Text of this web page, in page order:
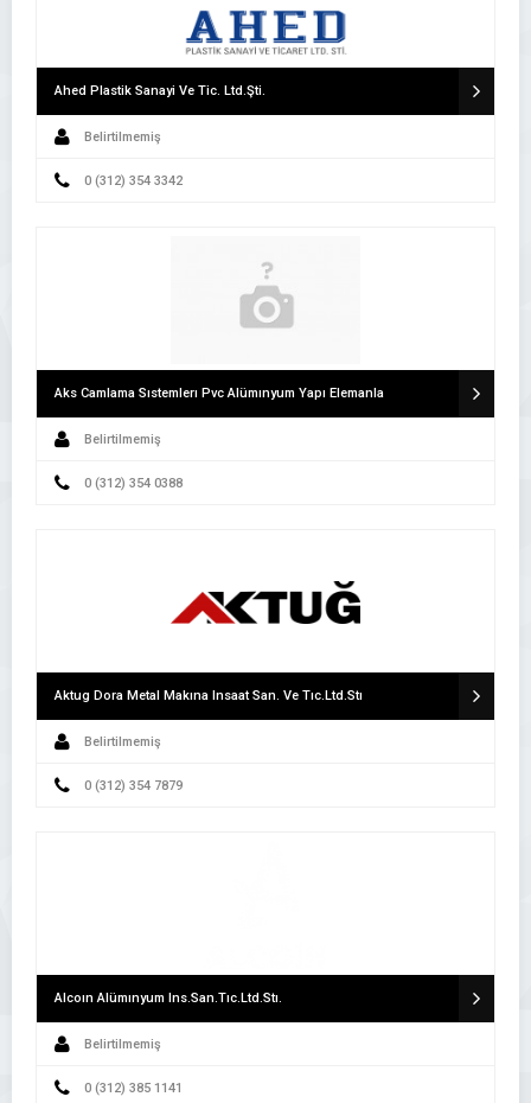
Ahed Plastik Sanayi Ve Tic. Ltd.Şti.
Belirtilmemiş
0 (312) 354 3342
Aks Camlama Sıstemlerı Pvc Alümınyum Yapı Elemanla
Belirtilmemiş
0 (312) 354 0388
Aktug Dora Metal Makına Insaat San. Ve Tıc.Ltd.Stı
Belirtilmemiş
0 (312) 354 7879
Alcoın Alümınyum Ins.San.Tıc.Ltd.Stı.
Belirtilmemiş
0 (312) 385 1141